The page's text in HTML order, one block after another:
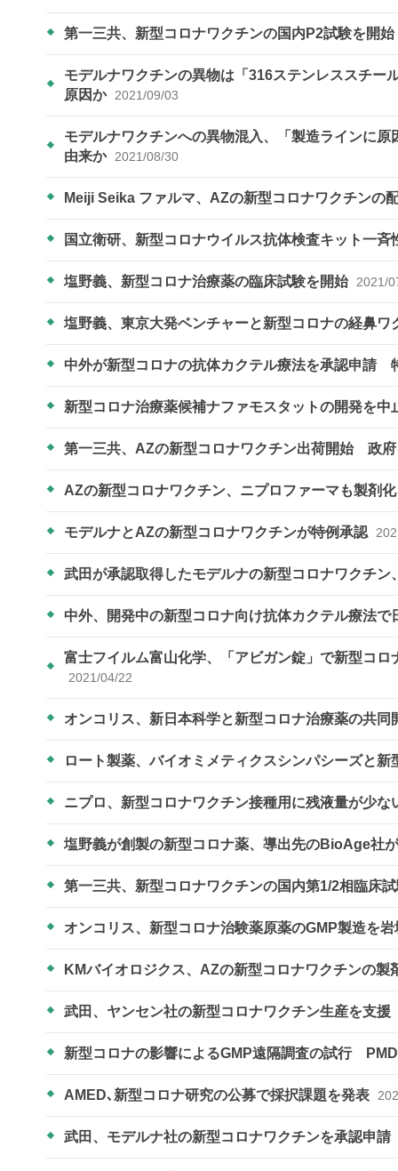
第一三共、新型コロナワクチンの国内P2試験を開始
モデルナワクチンの異物は「316ステンレススチ
原因か 2021/09/03
モデルナワクチンへの異物混入、「製造ラインに
由来か 2021/08/30
Meiji Seika ファルマ、AZの新型コロナワクチンの
国立衛研、新型コロナウイルス抗体検査キット一
塩野義、新型コロナ治療薬の臨床試験を開始 2021/
塩野義、東京大発ベンチャーと新型コロナの経鼻
中外が新型コロナの抗体カクテル療法を承認申請
新型コロナ治療薬候補ナファモスタットの開発を
第一三共、AZの新型コロナワクチン出荷開始 政
AZの新型コロナワクチン、ニプロファーマも製剤
モデルナとAZの新型コロナワクチンが特例承認
武田が承認取得したモデルナの新型コロナワクチ
中外、開発中の新型コロナ向け抗体カクテル療法
富士フイルム富山化学、「アビガン錠」で新型コ
2021/04/22
オンコリス、新日本科学と新型コロナ治療薬の共同
ロート製薬、バイオミメティクスシンパシーズと
ニプロ、新型コロナワクチン接種用に残液量が少
塩野義が創製の新型コロナ薬、導出先のBioAge社
第一三共、新型コロナワクチンの国内第1/2相臨床
オンコリス、新型コロナ治験薬原薬のGMP製造を
KMバイオロジクス、AZの新型コロナワクチンの製
武田、ヤンセン社の新型コロナワクチン生産を支
新型コロナの影響によるGMP遠隔調査の試行
AMED､新型コロナ研究の公募で採択課題を発表
武田、モデルナ社の新型コロナワクチンを承認申請